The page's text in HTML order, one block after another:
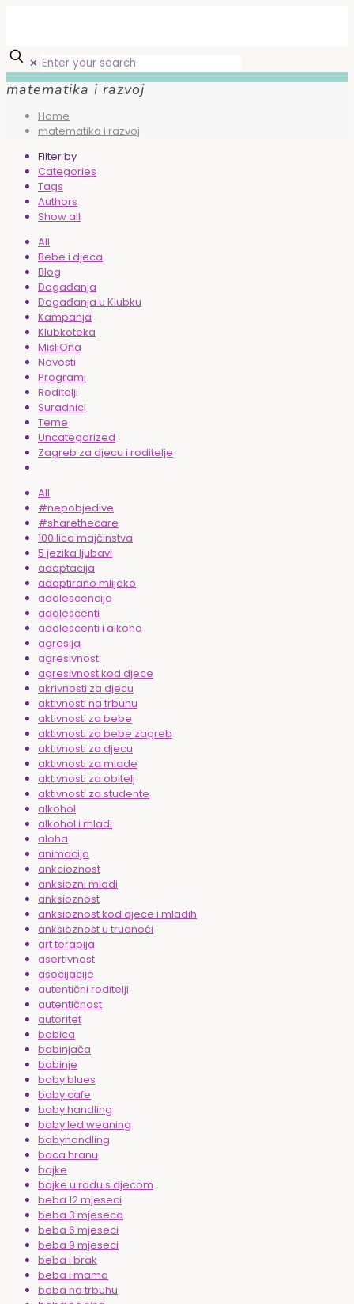
✕
matematika i razvoj
Home
matematika i razvoj
Filter by
Categories
Tags
Authors
Show all
All
Bebe i djeca
Blog
Događanja
Događanja u Klubku
Kampanja
Klubkoteka
MisliOna
Novosti
Programi
Roditelji
Suradnici
Teme
Uncategorized
Zagreb za djecu i roditelje
All
#nepobjedive
#sharethecare
100 lica majčinstva
5 jezika ljubavi
adaptacija
adaptirano mlijeko
adolescencija
adolescenti
adolescenti i alkoho
agresija
agresivnost
agresivnost kod djece
akrivnosti za djecu
aktivnosti na trbuhu
aktivnosti za bebe
aktivnosti za bebe zagreb
aktivnosti za djecu
aktivnosti za mlade
aktivnosti za obitelj
aktivnosti za studente
alkohol
alkohol i mladi
aloha
animacija
ankcioznost
anksiozni mladi
anksioznost
anksioznost kod djece i mladih
anksioznost u trudnoći
art terapija
asertivnost
asocijacije
autentični roditelji
autentičnost
autoritet
babica
babinjača
babinje
baby blues
baby cafe
baby handling
baby led weaning
babyhandling
baca hranu
bajke
bajke u radu s djecom
beba 12 mjeseci
beba 3 mjeseca
beba 6 mjeseci
beba 9 mjeseci
beba i brak
beba i mama
beba na trbuhu